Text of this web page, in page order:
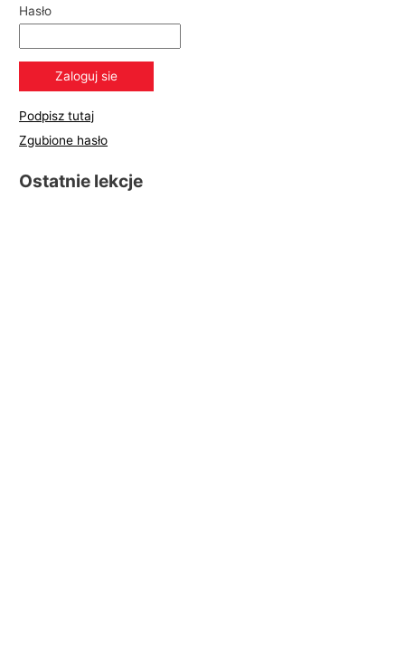
Hasło
Podpisz tutaj
Zgubione hasło
Ostatnie lekcje